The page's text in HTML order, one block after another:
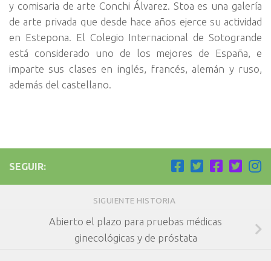
y comisaria de arte Conchi Álvarez. Stoa es una galería
de arte privada que desde hace años ejerce su actividad
en Estepona. El Colegio Internacional de Sotogrande
está considerado uno de los mejores de España, e
imparte sus clases en inglés, francés, alemán y ruso,
además del castellano.
SEGUIR:
SIGUIENTE HISTORIA
Abierto el plazo para pruebas médicas
ginecológicas y de próstata